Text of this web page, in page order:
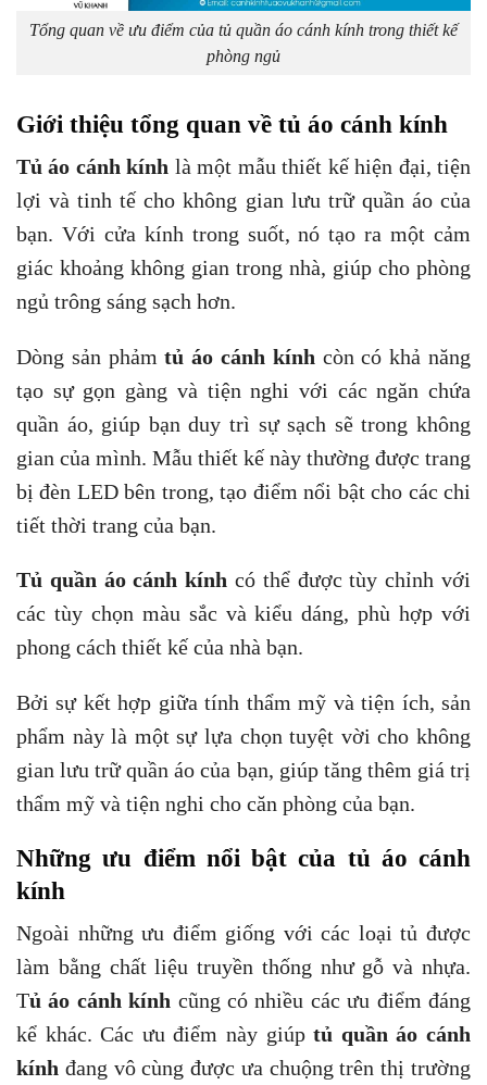
Tổng quan về ưu điểm của tủ quần áo cánh kính trong thiết kế
phòng ngủ
Giới thiệu tổng quan về tủ áo cánh kính
Tủ áo cánh kính là một mẫu thiết kế hiện đại, tiện
lợi và tinh tế cho không gian lưu trữ quần áo của
bạn. Với cửa kính trong suốt, nó tạo ra một cảm
giác khoảng không gian trong nhà, giúp cho phòng
ngủ trông sáng sạch hơn.
Dòng sản phảmtủ áo cánh kính còn có khả năng
tạo sự gọn gàng và tiện nghi với các ngăn chứa
quần áo, giúp bạn duy trì sự sạch sẽ trong không
gian của mình. Mẫu thiết kế này thường được trang
bị đèn LED bên trong, tạo điểm nổi bật cho các chi
tiết thời trang của bạn.
Tủ quần áo cánh kính có thể được tùy chỉnh với
các tùy chọn màu sắc và kiểu dáng, phù hợp với
phong cách thiết kế của nhà bạn.
Bởi sự kết hợp giữa tính thẩm mỹ và tiện ích, sản
phẩm này là một sự lựa chọn tuyệt vời cho không
gian lưu trữ quần áo của bạn, giúp tăng thêm giá trị
thẩm mỹ và tiện nghi cho căn phòng của bạn.
Những ưu điểm nổi bật của tủ áo cánh
kính
Ngoài những ưu điểm giống với các loại tủ được
làm bằng chất liệu truyền thống như gỗ và nhựa.
Tủ áo cánh kính cũng có nhiều các ưu điểm đáng
kể khác. Các ưu điểm này giúptủ quần áo cánh
kính đang vô cùng được ưa chuộng trên thị trường